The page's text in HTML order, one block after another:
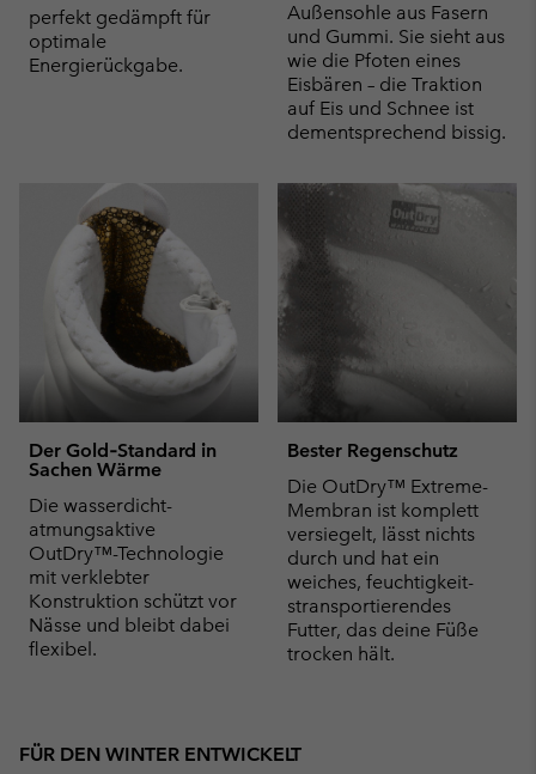
perfekt gedämpft für
optimale
Energierückgabe.
Außensohle aus Fasern
und Gummi. Sie sieht aus
wie die Pfoten eines
Eisbären – die Traktion
auf Eis und Schnee ist
dementsprechend bissig.
Der Gold‑Standard in
Sachen Wärme
Die wasserdicht-
atmungsaktive
OutDry™-Technologie
mit verklebter
Konstruktion schützt vor
Nässe und bleibt dabei
flexibel.
Bester Regenschutz
Die OutDry™ Extreme-
Membran ist komplett
versiegelt, lässt nichts
durch und hat ein
weiches, feuchtigkeit-
stransportierendes
Futter, das deine Füße
trocken hält.
FÜR DEN WINTER ENTWICKELT